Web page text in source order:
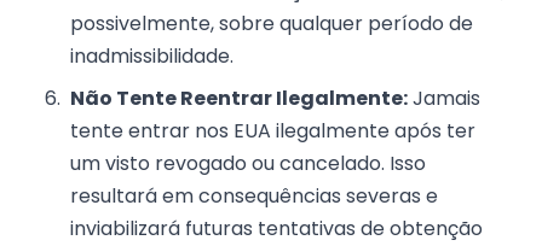
possivelmente, sobre qualquer período de
inadmissibilidade.
Não Tente Reentrar Ilegalmente:Jamais
tente entrar nos EUA ilegalmente após ter
um visto revogado ou cancelado. Isso
resultará em consequências severas e
inviabilizará futuras tentativas de obtenção